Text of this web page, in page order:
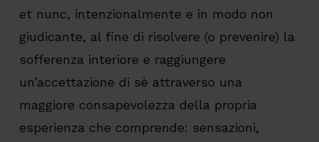
et nunc, intenzionalmente e in modo non
giudicante, al fine di risolvere (o prevenire) la
sofferenza interiore e raggiungere
un’accettazione di sè attraverso una
maggiore consapevolezza della propria
esperienza che comprende: sensazioni,